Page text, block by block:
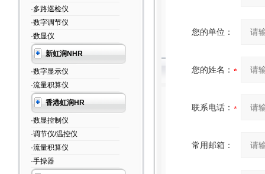
·多路巡检仪
·数字调节仪
·数显仪
新虹润NHR
·数字显示仪
·流量积算仪
香港虹润HR
·数显控制仪
·调节仪/温控仪
·流量积算仪
·手操器
您的单位：
您的姓名：
联系电话：
常用邮箱：